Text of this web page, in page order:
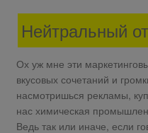
Нейтральный
Ох уж мне эти
вкусовых сочетаний и
насмотришься рекламы,
нас химическая
Ведь так или иначе, если